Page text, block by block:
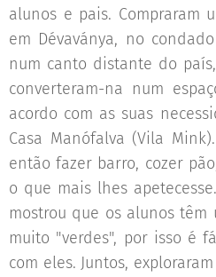
alunos e pais. Compraram
em Dévaványa, no
num canto distante do
converteram-na num
acordo com as suas
Casa Manófalva (Vila
então fazer barro, cozer
o que mais lhes
mostrou que os alunos têm
muito "verdes", por isso é
com eles. Juntos,